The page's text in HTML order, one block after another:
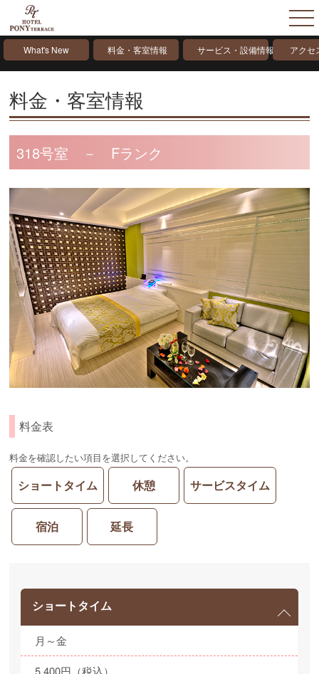
What's New 料金・客室情報 サービス・設備情報 アクセ
料金・客室情報
318号室 － Fランク
料金表
料金を確認したい項目を選択してください。
ショートタイム 休憩 サービスタイム
宿泊 延長
ショートタイム
月～金
5,400円（税込）